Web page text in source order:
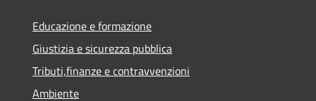
Educazione e formazione
Giustizia e sicurezza pubblica
Tributi,finanze e contravvenzioni
Ambiente